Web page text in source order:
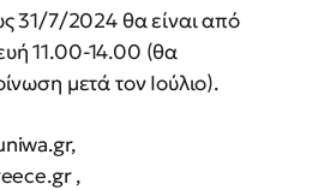
31/7/2024 θα είναι από
11.00-14.00 (θα
μετά τον Ιούλιο).
,
,